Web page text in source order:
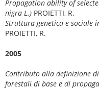
Propagation ability of
nigra L.) PROIETTI, R.
Struttura genetica e sociale
PROIETTI, R.
2005
Contributo alla definizione
forestali di base e di